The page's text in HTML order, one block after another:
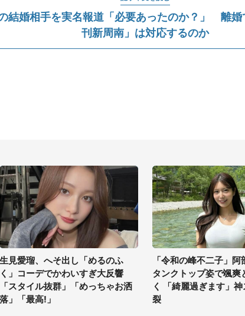
結婚相手を実名報道「必要あったのか？」 離婚
刊新周南」は対応するのか
生見愛瑠、へそ出し「めるのふ
く」コーデでかわいすぎ大反響
「スタイル抜群」「めっちゃお洒
落」「最高!」
「令和の峰不二子」阿
タンクトップ姿で颯爽
く 「綺麗過ぎます」
裂